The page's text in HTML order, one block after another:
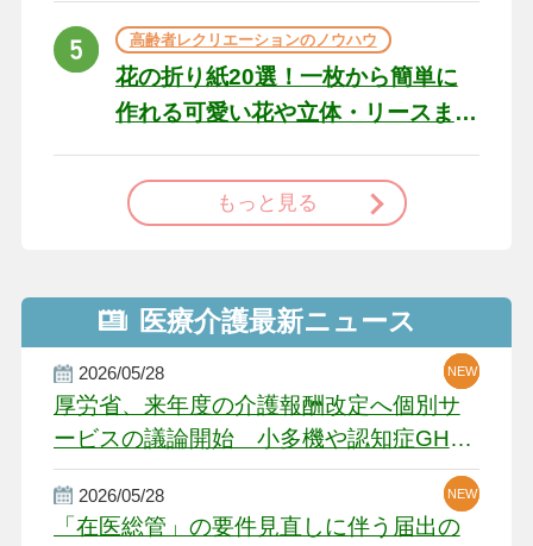
高齢者レクリエーションのノウハウ
花の折り紙20選！一枚から簡単に
作れる可愛い花や立体・リースま
もっと見る
医療介護最新ニュース
2026/05/28
厚労省、来年度の介護報酬改定へ個別サ
ービスの議論開始 小多機や認知症GH、
厳しい経営環境に危機感
NEW
NEW
NEW
2026/05/28
「在医総管」の要件見直しに伴う届出の
NEW
NEW